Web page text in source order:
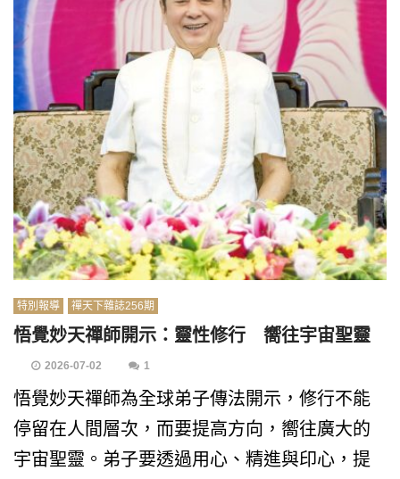
特別報導 禪天下雜誌256期
悟覺妙天禪師開示：靈性修行 嚮往宇宙聖靈
2026-07-02 1
悟覺妙天禪師為全球弟子傳法開示，修行不能
停留在人間層次，而要提高方向，嚮往廣大的
宇宙聖靈。弟子要透過用心、精進與印心，提